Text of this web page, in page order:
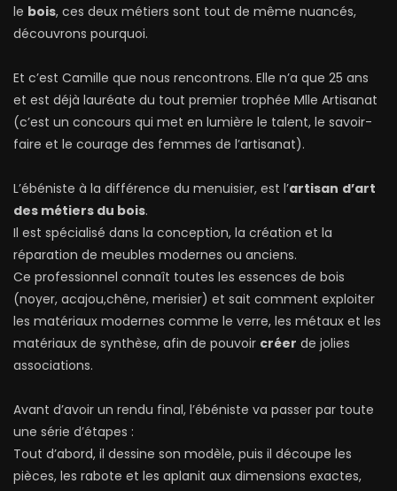
le bois, ces deux métiers sont tout de même nuancés,
découvrons pourquoi.
Et c’est Camille que nous rencontrons. Elle n’a que 25 ans
et est déjà lauréate du tout premier trophée Mlle Artisanat
(c’est un concours qui met en lumière le talent, le savoir-
faire et le courage des femmes de l’artisanat).
L’ébéniste à la différence du menuisier, est l’artisan d’art
des métiers du bois.
Il est spécialisé dans la conception, la création et la
réparation de meubles modernes ou anciens.
Ce professionnel connaît toutes les essences de bois
(noyer, acajou,chêne, merisier) et sait comment exploiter
les matériaux modernes comme le verre, les métaux et les
matériaux de synthèse, afin de pouvoir créer de jolies
associations.
Avant d’avoir un rendu final, l’ébéniste va passer par toute
une série d’étapes :
Tout d’abord, il dessine son modèle, puis il découpe les
pièces, les rabote et les aplanit aux dimensions exactes,